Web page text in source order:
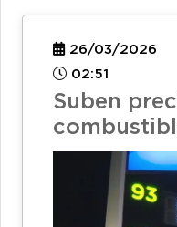
26/03/2026
02:51
Suben